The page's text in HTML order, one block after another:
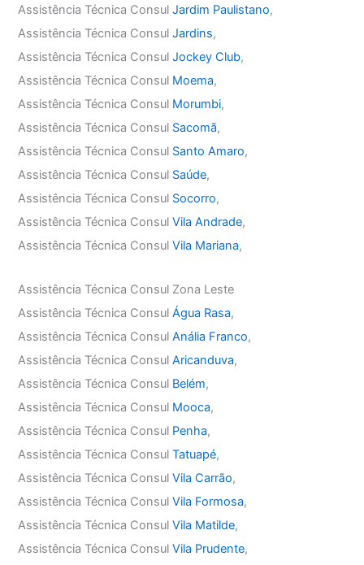
Assistência Técnica ConsulJardim Paulistano,
Assistência Técnica ConsulJardins,
Assistência Técnica ConsulJockey Club,
Assistência Técnica Consul Moema,
Assistência Técnica Consul Morumbi,
Assistência Técnica Consul Sacomã,
Assistência Técnica Consul Santo Amaro,
Assistência Técnica Consul Saúde,
Assistência Técnica Consul Socorro,
Assistência Técnica ConsulVila Andrade,
Assistência Técnica ConsulVila Mariana,
Assistência Técnica Consul Zona Leste
Assistência Técnica ConsulÁgua Rasa,
Assistência Técnica ConsulAnália Franco,
Assistência Técnica ConsulAricanduva,
Assistência Técnica Consul Belém,
Assistência Técnica Consul Mooca,
Assistência Técnica Consul Penha,
Assistência Técnica ConsulTatuapé,
Assistência Técnica ConsulVila Carrão,
Assistência Técnica ConsulVila Formosa,
Assistência Técnica ConsulVila Matilde,
Assistência Técnica ConsulVila Prudente,